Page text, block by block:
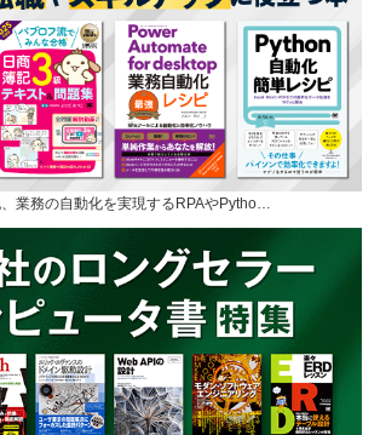
業務の自動化を実現するRPAやPytho…